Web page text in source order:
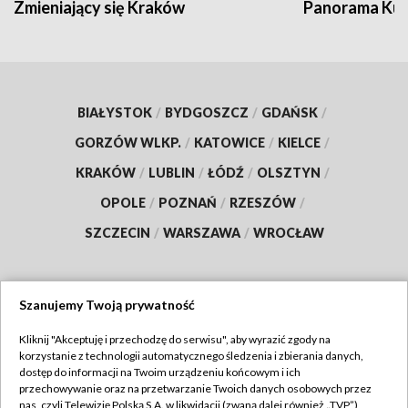
Zmieniający się Kraków Panorama
BIAŁYSTOK / BYDGOSZCZ / GDAŃSK /
GORZÓW WLKP. / KATOWICE / KIELCE /
KRAKÓW / LUBLIN / ŁÓDŹ / OLSZTYN /
OPOLE / POZNAŃ / RZESZÓW /
SZCZECIN / WARSZAWA / WROCŁAW
TVP
Abonament TVP
Regulamin TVP
Szanujemy Twoją prywatność
Kliknij "Akceptuję i przechodzę do serwisu", aby wyrazić zgody na
korzystanie z technologii automatycznego śledzenia i zbierania danych,
dostęp do informacji na Twoim urządzeniu końcowym i ich
przechowywanie oraz na przetwarzanie Twoich danych osobowych przez
nas, czyli Telewizję Polską S.A. w likwidacji (zwaną dalej również „TVP”),